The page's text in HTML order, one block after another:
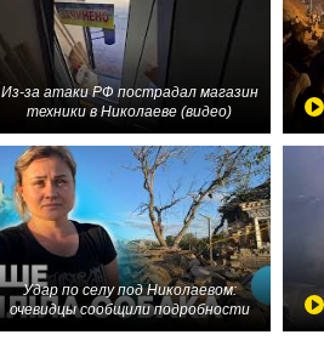
Из-за атаки РФ пострадал магазин
техники в Николаеве (видео)
Удар по селу под Николаевом:
очевидцы сообщили подробности